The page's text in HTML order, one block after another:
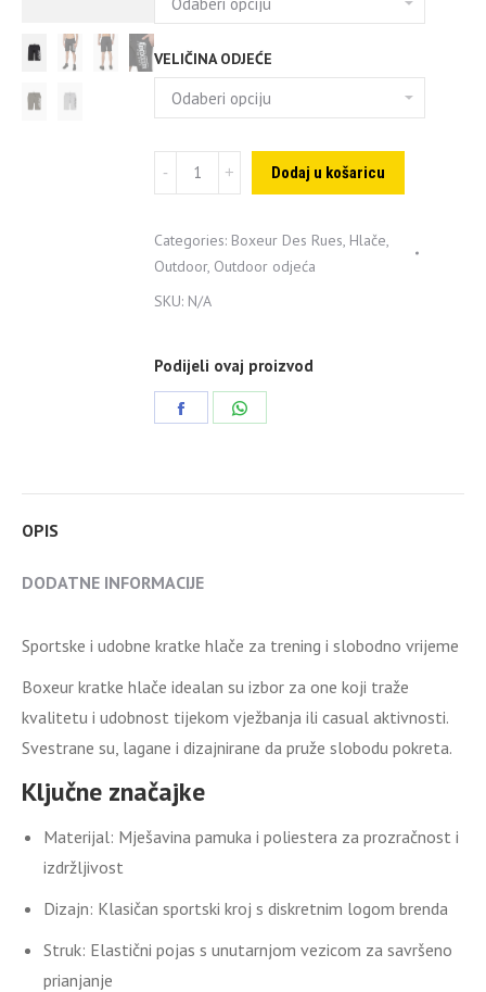
VELIČINA ODJEĆE
Boxeur
kratke
quantity
Dodaj u košaricu
Categories: Boxeur Des Rues, Hlače,
Outdoor, Outdoor odjeća
SKU: N/A
Podijeli ovaj proizvod
OPIS
DODATNE INFORMACIJE
Sportske i udobne kratke hlače za trening i slobodno vrijeme
Boxeur kratke hlače idealan su izbor za one koji traže
kvalitetu i udobnost tijekom vježbanja ili casual aktivnosti.
Svestrane su, lagane i dizajnirane da pruže slobodu pokreta.
Ključne značajke
Materijal: Mješavina pamuka i poliestera za prozračnost i
izdržljivost
Dizajn: Klasičan sportski kroj s diskretnim logom brenda
Struk: Elastični pojas s unutarnjom vezicom za savršeno
prianjanje